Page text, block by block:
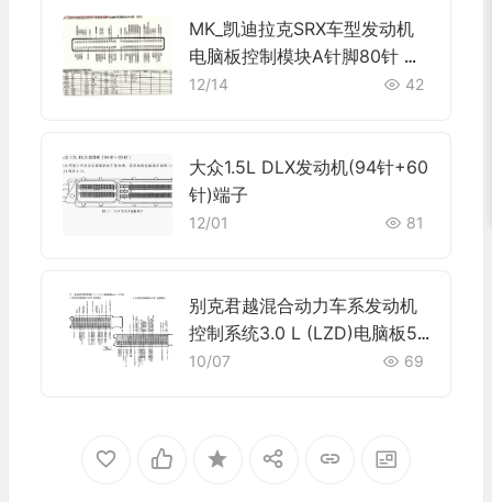
MK_凯迪拉克SRX车型发动机
电脑板控制模块A针脚80针 端
子图
12/14 42
大众1.5L DLX发动机(94针+60
针)端子
12/01 81
别克君越混合动力车系发动机
控制系统3.0 L (LZD)电脑板56
+73+73针端子
10/07 69